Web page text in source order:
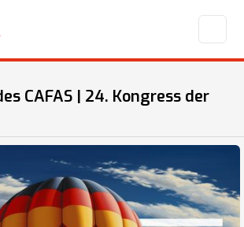
CAFAS | 24. Kongress der